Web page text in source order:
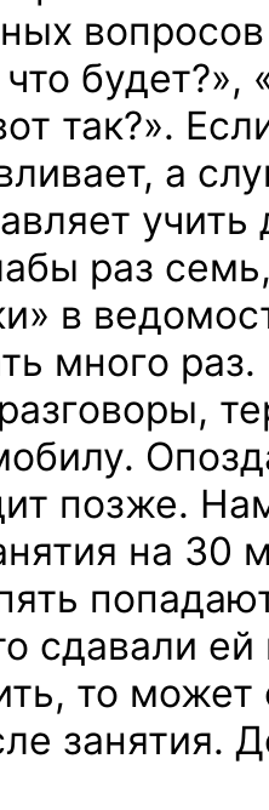
будет?»,
так?».
а
раз
в
много раз.
позже.
на 30
сдавали
то
занятия.